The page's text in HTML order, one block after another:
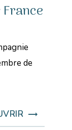
de